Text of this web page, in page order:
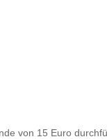
von 15 Euro